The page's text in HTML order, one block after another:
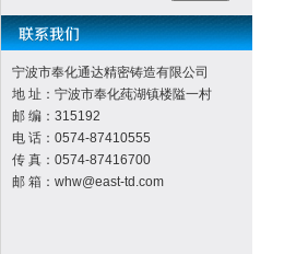
宁波市奉化通达精密铸造有限公司
地 址：宁波市奉化莼湖镇楼隘一村
邮 编：315192
电 话：0574-87410555
传 真：0574-87416700
邮 箱：whw@east-td.com